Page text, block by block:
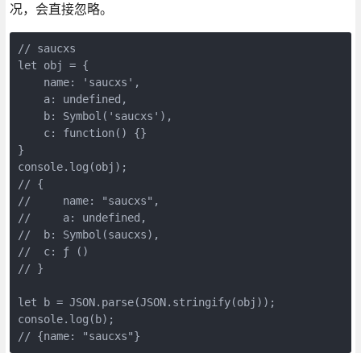
况，会直接忽略。
// saucxs
let obj = {
    name: 'saucxs',
    a: undefined,
    b: Symbol('saucxs'),
    c: function() {}
}
console.log(obj);
// {
//     name: "saucxs",
//     a: undefined,
//  b: Symbol(saucxs),
//  c: ƒ ()
// }
let b = JSON.parse(JSON.stringify(obj));
console.log(b);
// {name: "saucxs"}